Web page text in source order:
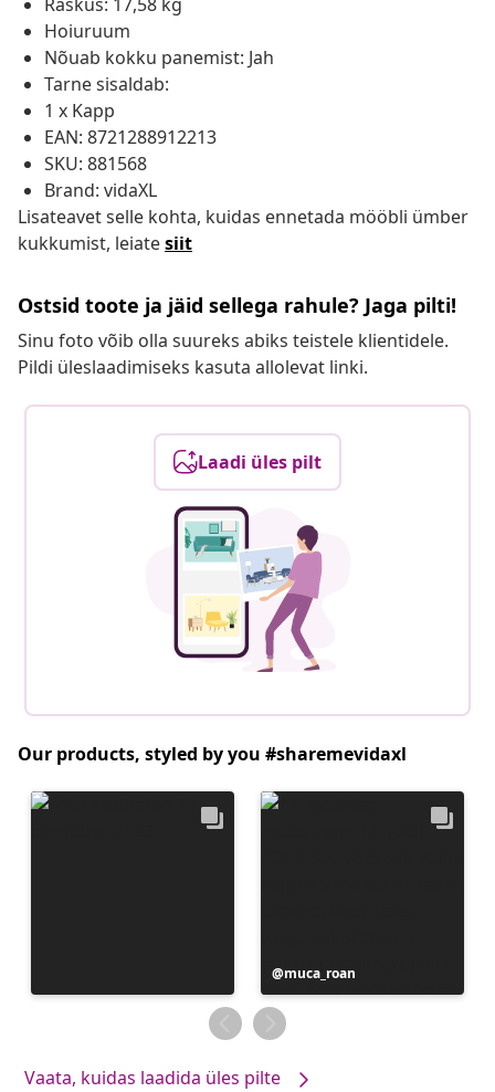
Hoiuruum
Nõuab kokku panemist: Jah
Tarne sisaldab:
1 x Kapp
EAN: 8721288912213
SKU: 881568
Brand: vidaXL
Lisateavet selle kohta, kuidas ennetada mööbli ümber
kukkumist, leiatesiit
Ostsid toote ja jäid sellega rahule? Jaga pilti!
Sinu foto võib olla suureks abiks teistele klientidele.
Pildi üleslaadimiseks kasuta allolevat linki.
Laadi üles pilt
Our products, styled by you #sharemevidaxl
Postitus
avaldatud
muca_roan
Vaata, kuidas laadida üles pilte